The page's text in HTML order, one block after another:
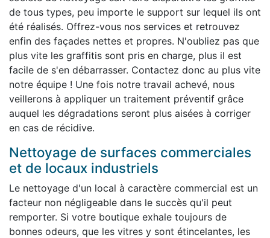
de tous types, peu importe le support sur lequel ils ont
été réalisés. Offrez-vous nos services et retrouvez
enfin des façades nettes et propres. N'oubliez pas que
plus vite les graffitis sont pris en charge, plus il est
facile de s'en débarrasser. Contactez donc au plus vite
notre équipe ! Une fois notre travail achevé, nous
veillerons à appliquer un traitement préventif grâce
auquel les dégradations seront plus aisées à corriger
en cas de récidive.
Nettoyage de surfaces commerciales
et de locaux industriels
Le nettoyage d'un local à caractère commercial est un
facteur non négligeable dans le succès qu'il peut
remporter. Si votre boutique exhale toujours de
bonnes odeurs, que les vitres y sont étincelantes, les